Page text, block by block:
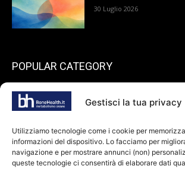
Gestisci la tua privacy
Utilizziamo tecnologie come i cookie per
informazioni del dispositivo. Lo facciamo per
navigazione e per mostrare annunci (non)
queste tecnologie ci consentirà di elaborare dati
30 Luglio 2026
POPULAR CATEGORY
endocrinologia
Spazio pazienti
reumatologia
ortopedia
odontoiatria